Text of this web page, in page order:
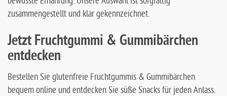
zusammengestellt und klar gekennzeichnet.
Jetzt Fruchtgummi & Gummibärchen
entdecken
Bestellen Sie glutenfreie Fruchtgummis & Gummibärchen
bequem online und entdecken Sie süße Snacks für jeden Anlass.